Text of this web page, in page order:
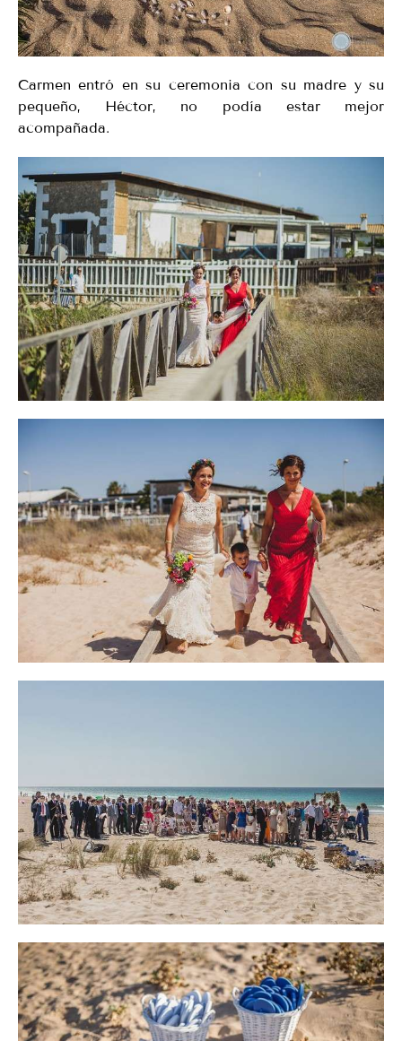
Carmen entró en su ceremonia con su madre y su
pequeño, Héctor, no podía estar mejor
acompañada.